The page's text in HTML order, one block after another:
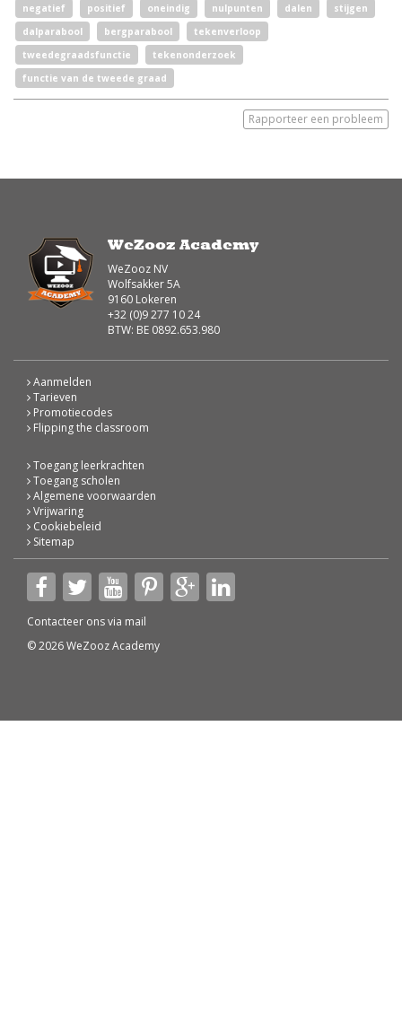
negatief positief oneindig nulpunten dalen
stijgen
dalparabool
bergparabool
tekenverloop
tweedegraadsfunctie
tekenonderzoek
functie van de tweede graad
Rapporteer een probleem
WeZooz Academy
WeZooz NV
Wolfsakker 5A
9160 Lokeren
+32 (0)9 277 10 24
BTW: BE 0892.653.980
Aanmelden
Tarieven
Promotiecodes
Flipping the classroom
Toegang leerkrachten
Toegang scholen
Algemene voorwaarden
Vrijwaring
Cookiebeleid
Sitemap
Contacteer ons via mail
© 2026 WeZooz Academy